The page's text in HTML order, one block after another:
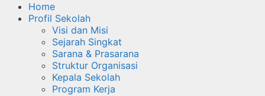
Home
Profil Sekolah
Visi dan Misi
Sejarah Singkat
Sarana & Prasarana
Struktur Organisasi
Kepala Sekolah
Program Kerja